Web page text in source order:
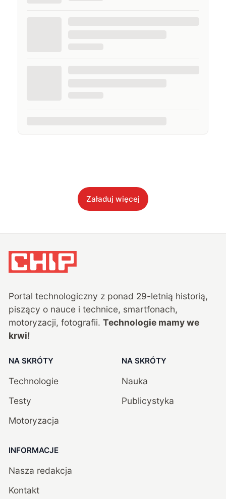
Załaduj więcej
Portal technologiczny z ponad 29-letnią historią,
piszący o nauce i technice, smartfonach,
motoryzacji, fotografii. Technologie mamy we
krwi!
NA SKRÓTY
Technologie
Testy
Motoryzacja
NA SKRÓTY
Nauka
Publicystyka
INFORMACJE
Nasza redakcja
Kontakt